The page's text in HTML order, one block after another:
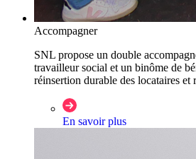
Accompagner
SNL propose un double
travailleur social et un binôme de
réinsertion durable des locataires et
En savoir plus